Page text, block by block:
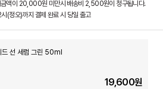
금액이 20,000원 미만시 배송비 2,500원이 청구됩니다.
(정오)까지 결제 완료 시 당일 출고
선 세럼 그린 50ml
19,600원